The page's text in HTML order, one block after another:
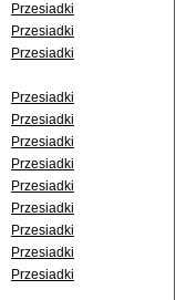
Przesiadki
Przesiadki
Przesiadki
Przesiadki
Przesiadki
Przesiadki
Przesiadki
Przesiadki
Przesiadki
Przesiadki
Przesiadki
Przesiadki